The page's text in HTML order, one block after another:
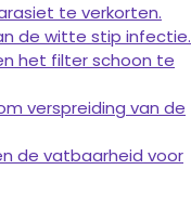
te verkorten.
de witte stip infectie.
het filter schoon te
verspreiding van de
de vatbaarheid voor